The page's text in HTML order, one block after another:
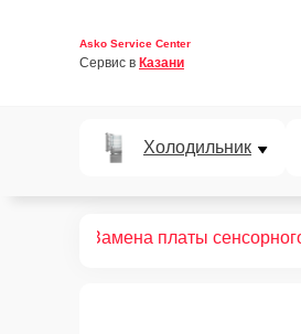
Asko Service Center
Сервис в Казани
Холодильник
Замена платы